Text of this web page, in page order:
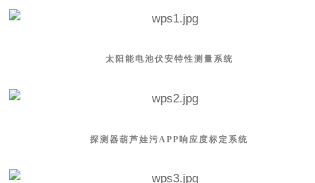
太阳能电池伏安特性测量系统
探测器葫芦娃污APP响应度标定系统